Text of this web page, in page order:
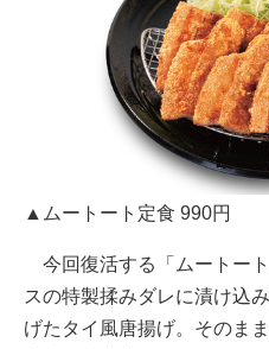
▲ムートート定食 990円
今回復活する「ムートー
スの特製揉みダレに漬け込
げたタイ風唐揚げ。そのま